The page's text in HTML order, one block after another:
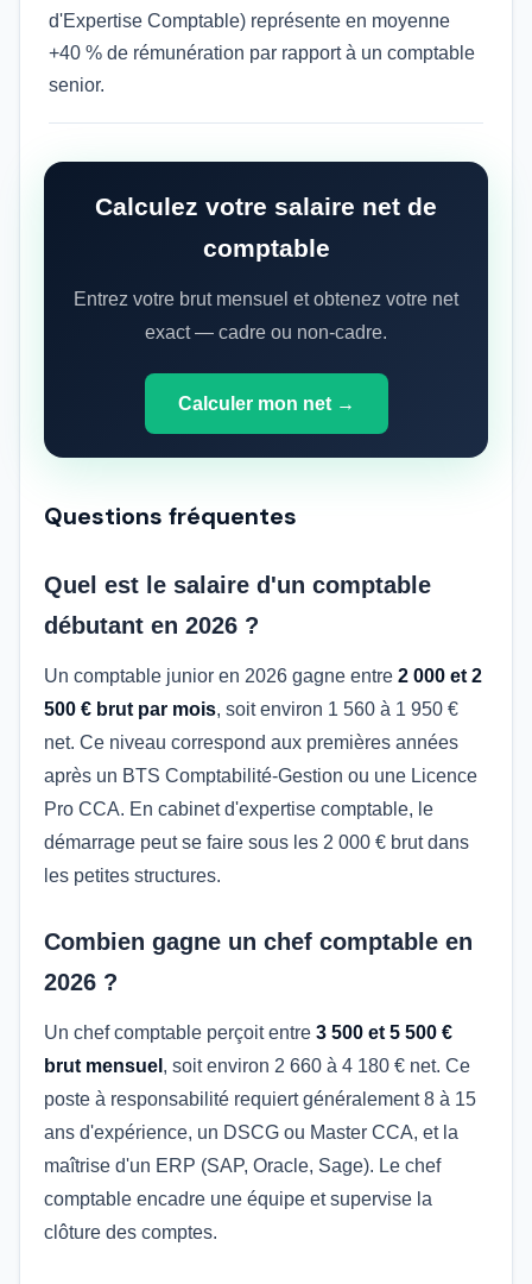
d'Expertise Comptable) représente en moyenne
+40 % de rémunération par rapport à un comptable
senior.
Calculez votre salaire net de
comptable
Entrez votre brut mensuel et obtenez votre net
exact — cadre ou non-cadre.
Calculer mon net →
Questions fréquentes
Quel est le salaire d'un comptable
débutant en 2026 ?
Un comptable junior en 2026 gagne entre 2 000 et 2
500 € brut par mois, soit environ 1 560 à 1 950 €
net. Ce niveau correspond aux premières années
après un BTS Comptabilité-Gestion ou une Licence
Pro CCA. En cabinet d'expertise comptable, le
démarrage peut se faire sous les 2 000 € brut dans
les petites structures.
Combien gagne un chef comptable en
2026 ?
Un chef comptable perçoit entre 3 500 et 5 500 €
brut mensuel , soit environ 2 660 à 4 180 € net. Ce
poste à responsabilité requiert généralement 8 à 15
ans d'expérience, un DSCG ou Master CCA, et la
maîtrise d'un ERP (SAP, Oracle, Sage). Le chef
comptable encadre une équipe et supervise la
clôture des comptes.